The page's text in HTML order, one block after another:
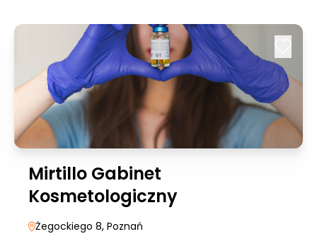
Mirtillo Gabinet
Kosmetologiczny
Żegockiego 8, Poznań